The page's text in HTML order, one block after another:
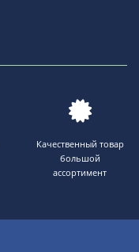
Качественный товар
большой
ассортимент